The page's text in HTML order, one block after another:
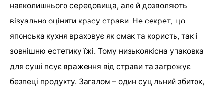
навколишнього середовища, але й дозволяють
візуально оцінити красу страви. Не секрет, що
японська кухня враховує як смак та користь, так і
зовнішню естетику їжі. Тому низькоякісна упаковка
для суші псує враження від страви та загрожує
безпеці продукту. Загалом – один суцільний збиток,